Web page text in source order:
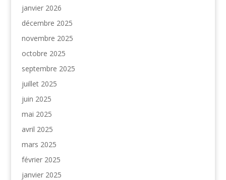
janvier 2026
décembre 2025
novembre 2025
octobre 2025
septembre 2025
juillet 2025
juin 2025
mai 2025
avril 2025
mars 2025
février 2025
janvier 2025